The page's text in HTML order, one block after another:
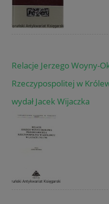
Relacje Jerzego Woyny-
Rzeczypospolitej w
wydał Jacek Wijaczka